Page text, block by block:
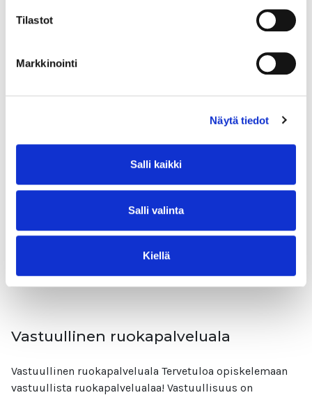
Tilastot
Markkinointi
Näytä tiedot
Salli kaikki
Salli valinta
Kiellä
osaamistasi ja oppia alasi vastuulliset käytännöt. Tämän
kurssin jälkeen tunnet matkailun alan ekologisia,
Vastuullinen kaupan ala Hei kaupan alan ammattilainen!
Mahtava, että haluat kehittää osaamistasi ja oppia alasi
vastuulliset käytännöt. Tämän kurssin jälkeen tunnet
Vastuullinen ruokapalveluala
Vastuullinen ruokapalveluala Tervetuloa opiskelemaan
vastuullista ruokapalvelualaa! Vastuullisuus on